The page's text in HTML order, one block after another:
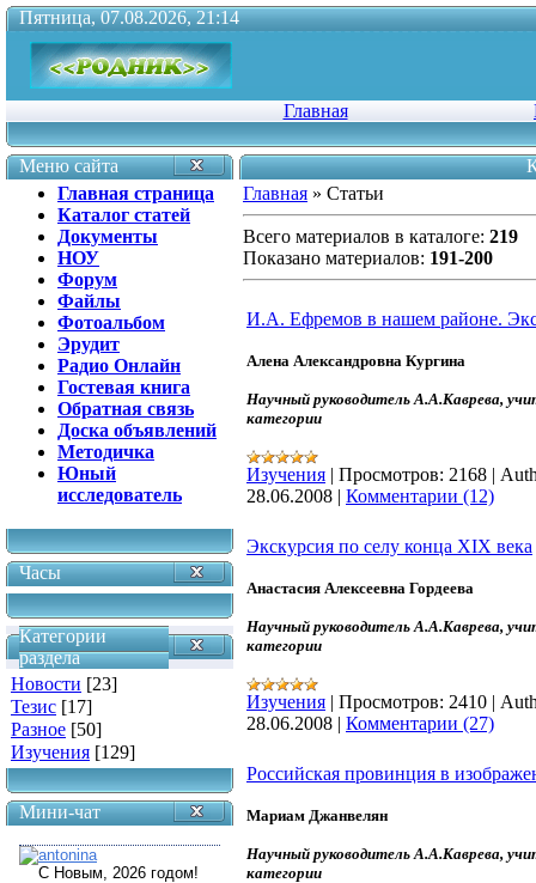
Пятница, 07.08.2026, 21:14
Главная
Меню сайта
Главная страница
Каталог статей
Документы
НОУ
Форум
Файлы
Фотоальбом
Эрудит
Радио Онлайн
Гостевая книга
Обратная связь
Доска объявлений
Методичка
Юный
исследователь
Часы
Категории
раздела
Новости [23]
Тезис [17]
Разное [50]
Изучения [129]
Мини-чат
Главная » Статьи
Всего материалов в каталоге: 219
Показано материалов: 191-200
И.А. Ефремов в нашем районе.
Алена Александровна Кургина
Научный руководитель А.А.Каврева,
категории
Изучения | Просмотров: 2168 |
28.06.2008 | Комментарии (12)
Экскурсия по селу конца XIX века
Анастасия Алексеевна Гордеева
Научный руководитель А.А.Каврева,
категории
Изучения | Просмотров: 2410 |
28.06.2008 | Комментарии (27)
Российская провинция в
Мариам Джанвелян
Научный руководитель А.А.Каврева,
категории